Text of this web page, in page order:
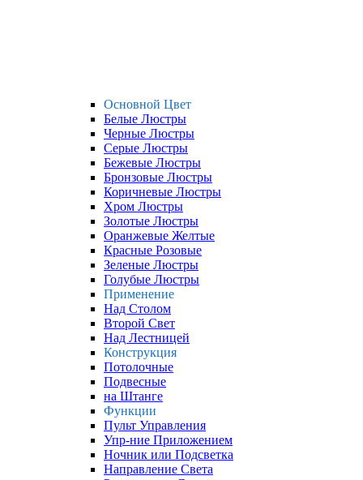
Основной Цвет
Белые Люстры
Черные Люстры
Серые Люстры
Бежевые Люстры
Бронзовые Люстры
Коричневые Люстры
Хром Люстры
Золотые Люстры
Оранжевые Желтые
Красные Розовые
Зеленые Люстры
Голубые Люстры
Применение
Над Столом
Второй Свет
Над Лестницей
Конструкция
Потолочные
Подвесные
на Штанге
Функции
Пульт Управления
Упр-ние Приложением
Ночник или Подсветка
Направление Света